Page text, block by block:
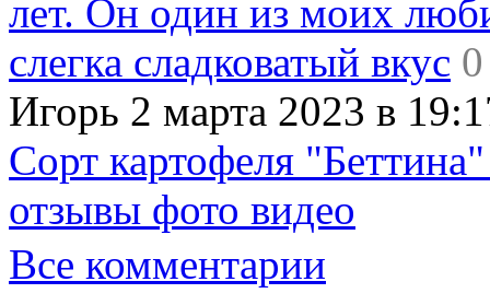
лет. Он один из моих
слегка сладковатый вкус 0
Игорь 2 марта 2023 в
Сорт картофеля
отзывы фото видео
Все комментарии